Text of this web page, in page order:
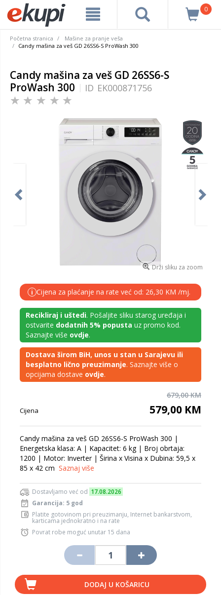
0
Početna stranica
Mašine za pranje veša
Candy mašina za veš GD 26SS6-S ProWash 300
Candy mašina za veš GD 26SS6-S
ProWash 300
ID EK000871756
Drži sliku za zoom
i Cijena za plaćanje na rate već od: 26,30 KM /mj.
Recikliraj i uštedi. Pošaljite sliku starog uređaja i
ostvarite dodatnih 5% popusta uz promo kod.
Saznajte više ovdje.
Dostava širom BiH, unos u stan u Sarajevu ili
besplatno lično preuzimanje. Saznajte više o
opcijama dostave ovdje.
679,00 KM
Cijena 579,00 KM
Candy mašina za veš GD 26SS6-S ProWash 300 |
Energetska klasa: A | Kapacitet: 6 kg | Broj obrtaja:
1200 | Motor: Inverter | Širina x Visina x Dubina: 59,5 x
85 x 42 cm Saznaj više
Dostavljamo već od 17.08.2026
Garancija: 5 god
Platite gotovinom pri preuzimanju, Internet bankarstvom,
karticama jednokratno i na rate
Povrat robe moguć unutar 15 dana
DODAJ U KOŠARICU